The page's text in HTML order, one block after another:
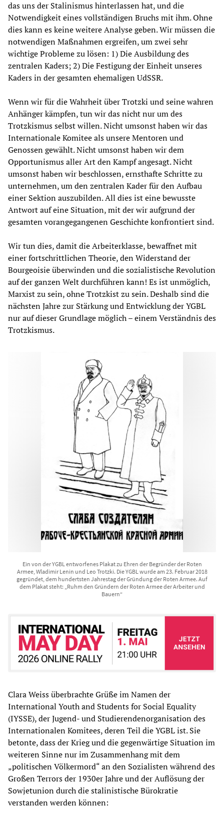
das uns der Stalinismus hinterlassen hat, und die
Notwendigkeit eines vollständigen Bruchs mit ihm. Ohne
dies kann es keine weitere Analyse geben. Wir müssen die
notwendigen Maßnahmen ergreifen, um zwei sehr
wichtige Probleme zu lösen: 1) Die Ausbildung des
zentralen Kaders; 2) Die Festigung der Einheit unseres
Kaders in der gesamten ehemaligen UdSSR.
Wenn wir für die Wahrheit über Trotzki und seine wahren
Anhänger kämpfen, tun wir das nicht nur um des
Trotzkismus selbst willen. Nicht umsonst haben wir das
Internationale Komitee als unsere Mentoren und
Genossen gewählt. Nicht umsonst haben wir dem
Opportunismus aller Art den Kampf angesagt. Nicht
umsonst haben wir beschlossen, ernsthafte Schritte zu
unternehmen, um den zentralen Kader für den Aufbau
einer Sektion auszubilden. All dies ist eine bewusste
Antwort auf eine Situation, mit der wir aufgrund der
gesamten vorangegangenen Geschichte konfrontiert sind.
Wir tun dies, damit die Arbeiterklasse, bewaffnet mit
einer fortschrittlichen Theorie, den Widerstand der
Bourgeoisie überwinden und die sozialistische Revolution
auf der ganzen Welt durchführen kann! Es ist unmöglich,
Marxist zu sein, ohne Trotzkist zu sein. Deshalb sind die
nächsten Jahre zur Stärkung und Entwicklung der YGBL
nur auf dieser Grundlage möglich – einem Verständnis des
Trotzkismus.
Ein von der YGBL entworfenes Plakat zu Ehren der Begründer der Roten
Armee, Wladimir Lenin und Leo Trotzki. Die YGBL wurde am 23. Februar 2018
gegründet, dem hundertsten Jahrestag der Gründung der Roten Armee. Auf
dem Plakat steht: „Ruhm den Gründern der Roten Armee der Arbeiter und
Bauern“
Clara Weiss überbrachte Grüße im Namen der
International Youth and Students for Social Equality
(IYSSE), der Jugend- und Studierendenorganisation des
Internationalen Komitees, deren Teil die YGBL ist. Sie
betonte, dass der Krieg und die gegenwärtige Situation im
weiteren Sinne nur im Zusammenhang mit dem
„politischen Völkermord“ an den Sozialisten während des
Großen Terrors der 1930er Jahre und der Auflösung der
Sowjetunion durch die stalinistische Bürokratie
verstanden werden können: